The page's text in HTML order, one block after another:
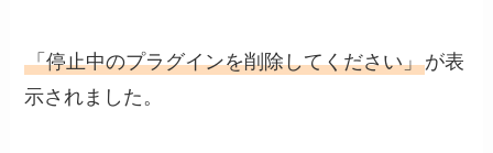
「停止中のプラグインを削除してください」が表
示されました。